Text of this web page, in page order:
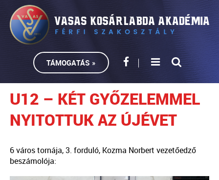
TÁMOGATÁS »
U12 – KÉT GYŐZELEMMEL
NYITOTTUK AZ ÚJÉVET
6 város tornája, 3. forduló, Kozma Norbert vezetőedző
beszámolója: